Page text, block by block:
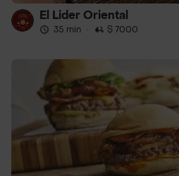
El Lider Oriental
35 min · $ 7000